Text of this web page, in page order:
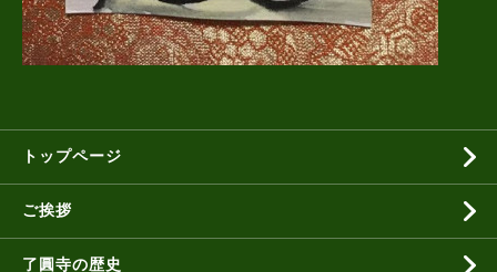
トップページ
ご挨拶
了圓寺の歴史